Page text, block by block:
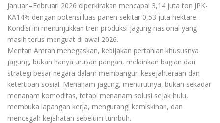
Januari–Februari 2026 diperkirakan mencapai 3,14 juta ton JPK-
KA14% dengan potensi luas panen sekitar 0,53 juta hektare.
Kondisi ini menunjukkan tren produksi jagung nasional yang
masih terus menguat di awal 2026.
Mentan Amran menegaskan, kebijakan pertanian khususnya
jagung, bukan hanya urusan pangan, melainkan bagian dari
strategi besar negara dalam membangun kesejahteraan dan
ketertiban sosial. Menanam jagung, menurutnya, bukan sekadar
menanam komoditas, tetapi menanam solusi sejak hulu,
membuka lapangan kerja, mengurangi kemiskinan, dan
mencegah kejahatan sebelum tumbuh.